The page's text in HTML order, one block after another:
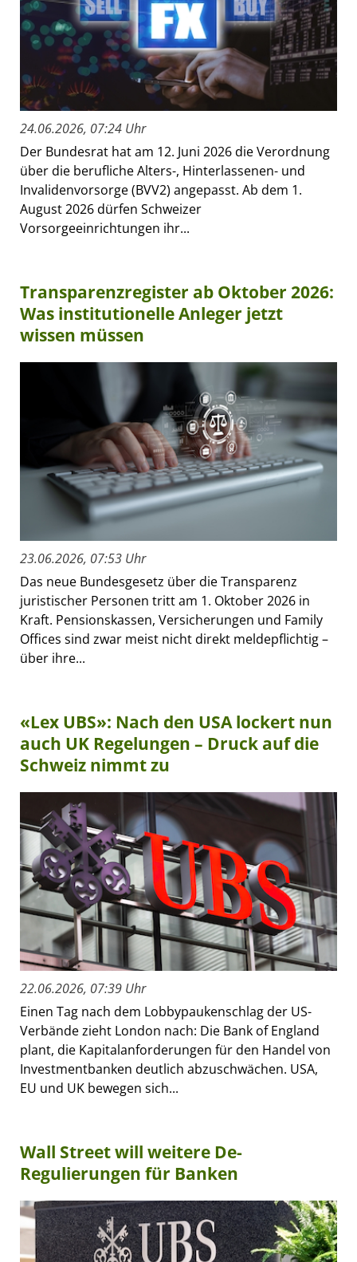
24.06.2026, 07:24 Uhr
Der Bundesrat hat am 12. Juni 2026 die Verordnung
über die berufliche Alters-, Hinterlassenen- und
Invalidenvorsorge (BVV2) angepasst. Ab dem 1.
August 2026 dürfen Schweizer
Vorsorgeeinrichtungen ihr...
Transparenzregister ab Oktober 2026:
Was institutionelle Anleger jetzt
wissen müssen
23.06.2026, 07:53 Uhr
Das neue Bundesgesetz über die Transparenz
juristischer Personen tritt am 1. Oktober 2026 in
Kraft. Pensionskassen, Versicherungen und Family
Offices sind zwar meist nicht direkt meldepflichtig –
über ihre...
«Lex UBS»: Nach den USA lockert nun
auch UK Regelungen – Druck auf die
Schweiz nimmt zu
22.06.2026, 07:39 Uhr
Einen Tag nach dem Lobbypaukenschlag der US-
Verbände zieht London nach: Die Bank of England
plant, die Kapitalanforderungen für den Handel von
Investmentbanken deutlich abzuschwächen. USA,
EU und UK bewegen sich...
Wall Street will weitere De-
Regulierungen für Banken